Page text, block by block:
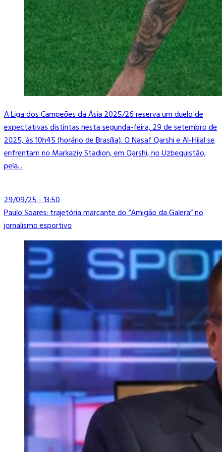
A Liga dos Campeões da Ásia 2025/26 reserva um duelo de
expectativas distintas nesta segunda-feira, 29 de setembro de
2025, às 10h45 (horário de Brasília). O Nasaf Qarshi e Al-Hilal se
enfrentam no Markaziy Stadion, em Qarshi, no Uzbequistão,
pela...
29/09/25 - 13:50
Paulo Soares: trajetória marcante do “Amigão da Galera” no
jornalismo esportivo